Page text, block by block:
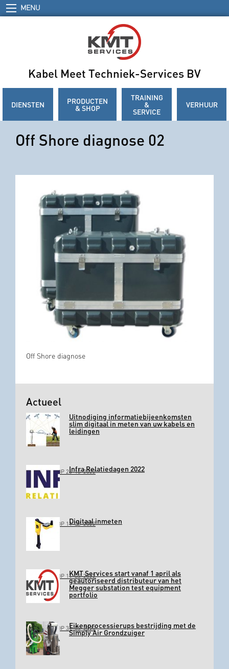
MENU
Kabel Meet Techniek-Services BV
DIENSTEN PRODUCTEN
& SHOP
TRAINING
&
SERVICE
VERHUUR
Off Shore diagnose 02
Off Shore diagnose
Actueel
Uitnodiging informatiebijeenkomsten
slim digitaal in meten van uw kabels en
leidingen
GEPLAATST OP 26-10-2022Infra Relatiedagen 2022
GEPLAATST OP 11-03-2022Digitaal inmeten
GEPLAATST OP 11-03-2022KMT Services start vanaf 1 april als
geautoriseerd distributeur van het
Megger substation test equipment
portfolio
GEPLAATST OP 31-03-2020Eikenprocessierups bestrijding met de
Simply Air Grondzuiger